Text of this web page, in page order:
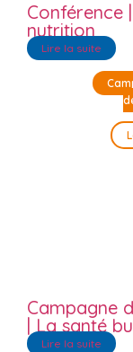
Conférence
nutrition
Lire la suite
Campagne
| La santé
Lire la suite